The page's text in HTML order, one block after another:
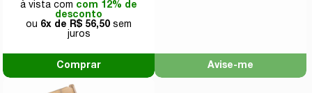
com 12% de
desconto
6x de R$ 56,50
Comprar Avise-me